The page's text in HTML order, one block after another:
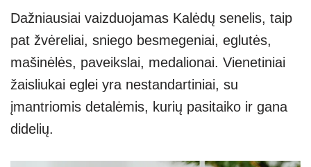
Dažniausiai vaizduojamas Kalėdų senelis, taip
pat žvėreliai, sniego besmegeniai, eglutės,
mašinėlės, paveikslai, medalionai. Vienetiniai
žaisliukai eglei yra nestandartiniai, su
įmantriomis detalėmis, kurių pasitaiko ir gana
didelių.